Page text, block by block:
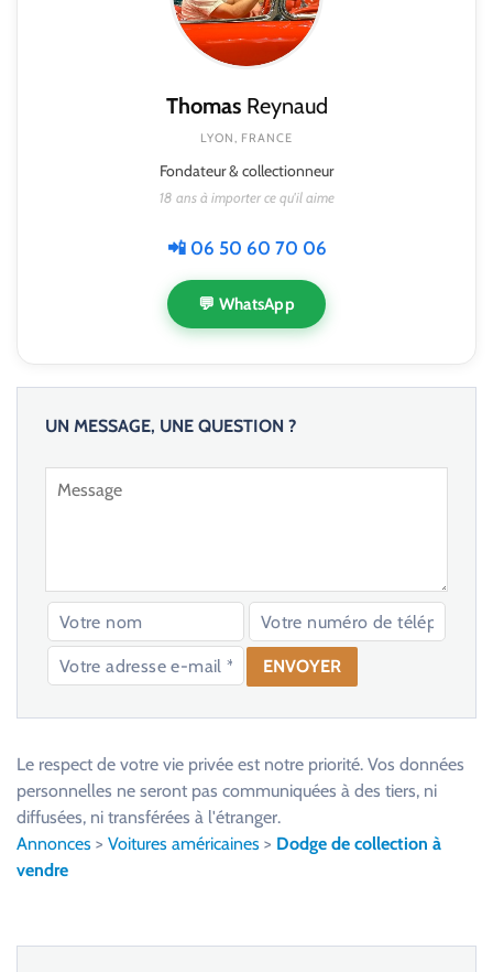
ThomasReynaud
LYON, FRANCE
Fondateur & collectionneur
18 ans à importer ce qu'il aime
📲 06 50 60 70 06
💬 WhatsApp
UN MESSAGE, UNE QUESTION ?
e
Le respect de votre vie privée est notre priorité. Vos données
personnelles ne seront pas communiquées à des tiers, ni
diffusées, ni transférées à l'étranger.
Annonces > Voitures américaines > Dodge de collection à
vendre